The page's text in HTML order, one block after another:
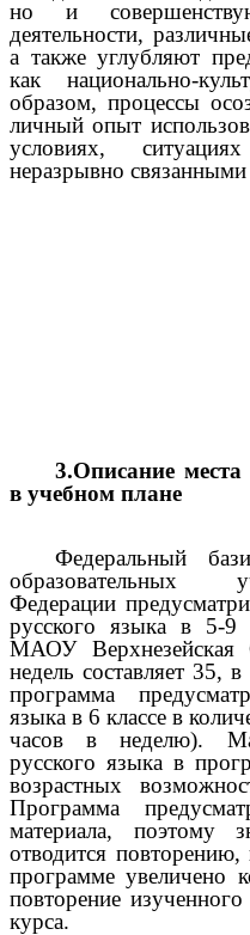
но и
деятельности,
а также углубляют
как национально-
образом, процессы
личный опыт
условиях,
неразрывно
3.Описание места
в учебном плане
Федеральный
образовательных
Федерации
русского языка в 5-9
МАОУ
недель составляет 35,
программа
языка в 6 классе в
часов в неделю).
русского языка в
возрастных
Программа
материала, поэтому
отводится
программе увеличено
повторение
курса.